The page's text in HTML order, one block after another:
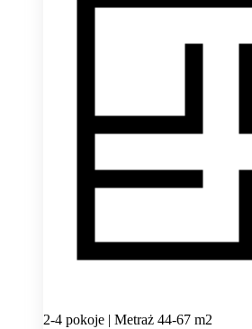
2-4 pokoje | Metraż 44-67 m2